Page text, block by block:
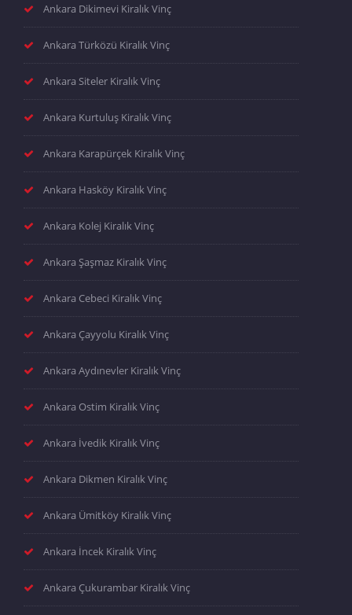
Ankara Dikimevi Kiralık Vinç
Ankara Türközü Kiralık Vinç
Ankara Siteler Kiralık Vinç
Ankara Kurtuluş Kiralık Vinç
Ankara Karapürçek Kiralık Vinç
Ankara Hasköy Kiralık Vinç
Ankara Kolej Kiralık Vinç
Ankara Şaşmaz Kiralık Vinç
Ankara Cebeci Kiralık Vinç
Ankara Çayyolu Kiralık Vinç
Ankara Aydınevler Kiralık Vinç
Ankara Ostim Kiralık Vinç
Ankara İvedik Kiralık Vinç
Ankara Dikmen Kiralık Vinç
Ankara Ümitköy Kiralık Vinç
Ankara İncek Kiralık Vinç
Ankara Çukurambar Kiralık Vinç